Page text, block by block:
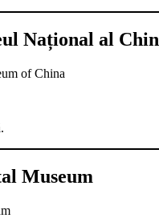
Național al
of China
Museum